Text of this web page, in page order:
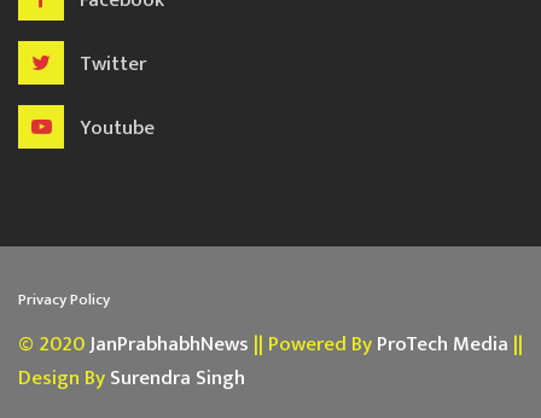
Twitter
Youtube
Privacy Policy
© 2020JanPrabhabhNews || Powered ByProTech Media ||
Design BySurendra Singh